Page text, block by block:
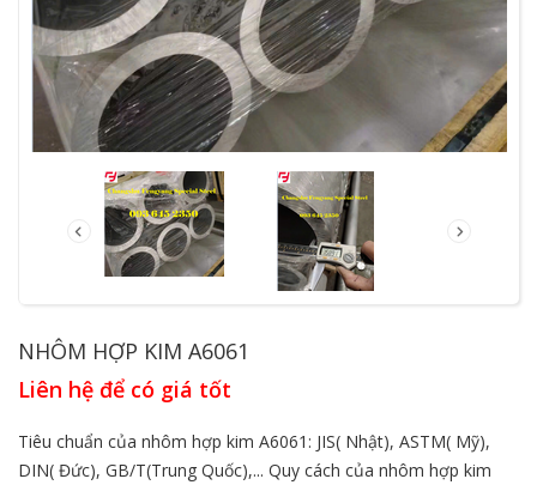
NHÔM HỢP KIM A6061
Liên hệ để có giá tốt
Tiêu chuẩn của nhôm hợp kim A6061: JIS( Nhật), ASTM( Mỹ),
DIN( Đức), GB/T(Trung Quốc),... Quy cách của nhôm hợp kim